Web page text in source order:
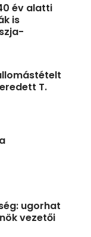
év alatti
is
T.
ugorhat
vezetői